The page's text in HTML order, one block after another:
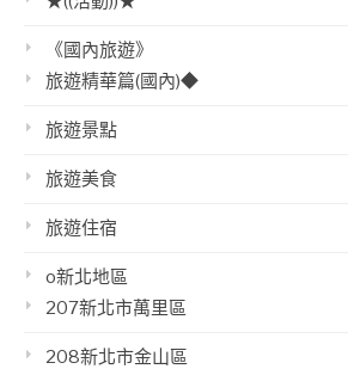
《國內旅遊》
旅遊精華篇(國內)◆
旅遊景點
旅遊美食
旅遊住宿
o新北地區
207新北市萬里區
208新北市金山區